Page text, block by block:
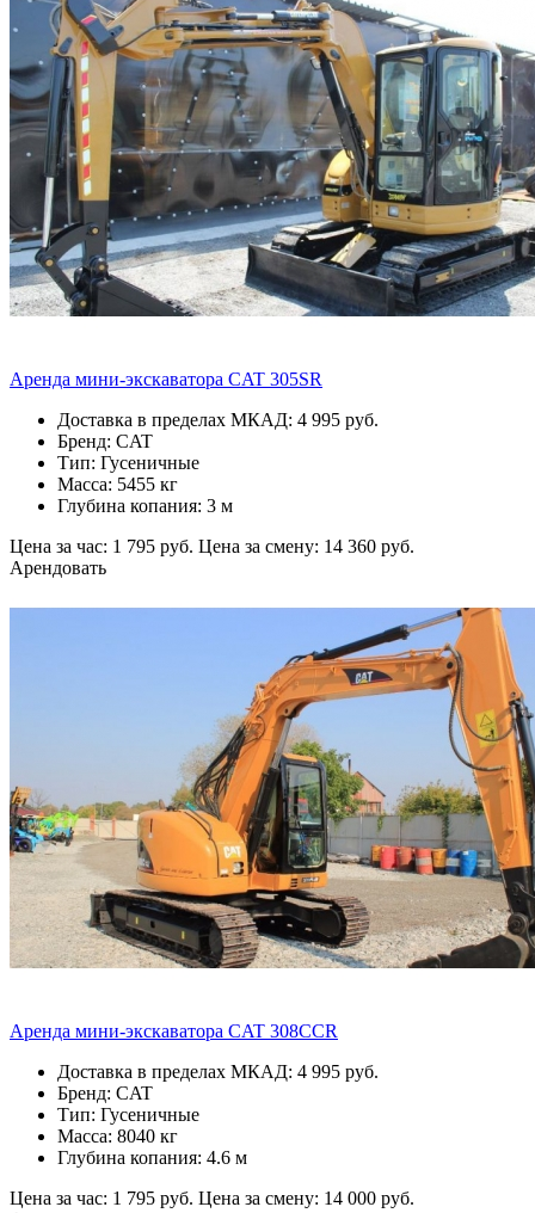
Аренда мини-экскаватора CAT 305SR
Доставка в пределах МКАД: 4 995 руб.
Бренд: CAT
Тип: Гусеничные
Масса: 5455 кг
Глубина копания: 3 м
Цена за час: 1 795 руб. Цена за смену: 14 360 руб.
Арендовать
Аренда мини-экскаватора CAT 308CCR
Доставка в пределах МКАД: 4 995 руб.
Бренд: CAT
Тип: Гусеничные
Масса: 8040 кг
Глубина копания: 4.6 м
Цена за час: 1 795 руб. Цена за смену: 14 000 руб.